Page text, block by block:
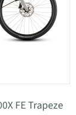
FE Trapeze